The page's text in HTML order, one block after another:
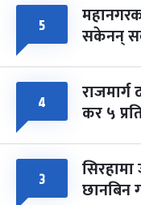
५ सकेनन्
४ राजमार्ग
कर ५
३ छानबिन